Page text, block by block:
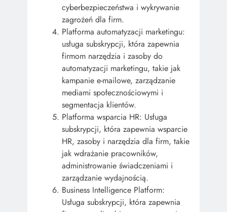
cyberbezpieczeństwa i wykrywanie
zagrożeń dla firm.
Platforma automatyzacji marketingu:
usługa subskrypcji, która zapewnia
firmom narzędzia i zasoby do
automatyzacji marketingu, takie jak
kampanie e-mailowe, zarządzanie
mediami społecznościowymi i
segmentacja klientów.
Platforma wsparcia HR: Usługa
subskrypcji, która zapewnia wsparcie
HR, zasoby i narzędzia dla firm, takie
jak wdrażanie pracowników,
administrowanie świadczeniami i
zarządzanie wydajnością.
Business Intelligence Platform:
Usługa subskrypcji, która zapewnia